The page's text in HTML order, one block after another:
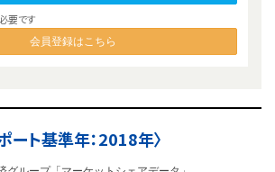
要です
会員登録はこちら
ート基準年：2018年〉